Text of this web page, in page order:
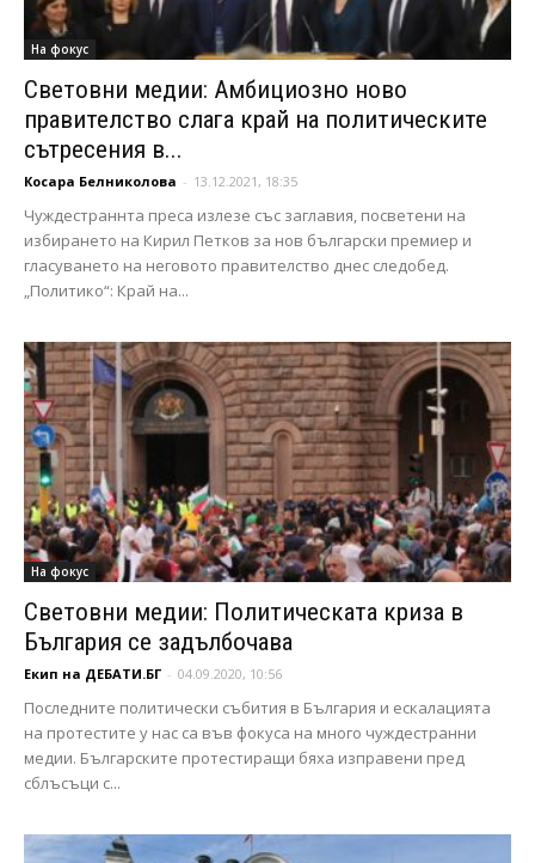
На фокус
Световни медии: Амбициозно ново
правителство слага край на политическите
сътресения в...
Косара Белниколова - 13.12.2021, 18:35
Чуждестраннта преса излезе със заглавия, посветени на
избирането на Кирил Петков за нов български премиер и
гласуването на неговото правителство днес следобед.
„Политико“: Край на...
На фокус
Световни медии: Политическата криза в
България се задълбочава
Екип на ДЕБАТИ.БГ - 04.09.2020, 10:56
Последните политически събития в България и ескалацията
на протестите у нас са във фокуса на много чуждестранни
медии. Българските протестиращи бяха изправени пред
сблъсъци с...